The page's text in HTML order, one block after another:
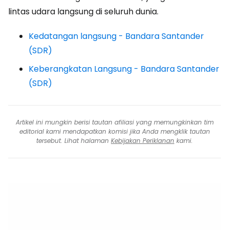
lintas udara langsung di seluruh dunia.
Kedatangan langsung - Bandara Santander
(SDR)
Keberangkatan Langsung - Bandara Santander
(SDR)
Artikel ini mungkin berisi tautan afiliasi yang memungkinkan tim
editorial kami mendapatkan komisi jika Anda mengklik tautan
tersebut. Lihat halaman Kebijakan Periklanan kami.